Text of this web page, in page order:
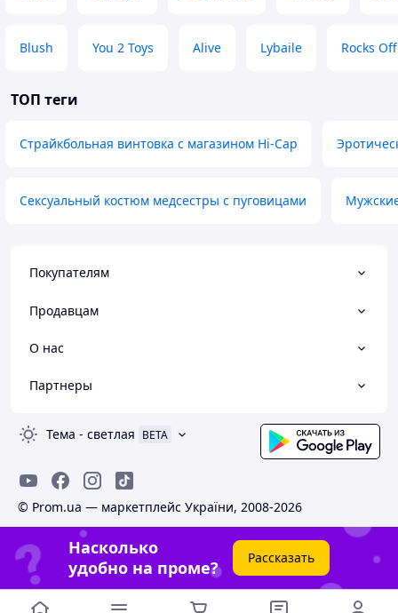
Blush You 2 Toys Alive Lybaile Rocks Off
ТОП теги
Страйкбольная винтовка с магазином Hi-Cap
Сексуальный костюм медсестры с пуговицами
Покупателям
Продавцам
О нас
Партнеры
Тема - светлая BETA
© Prom.ua — маркетплейс України, 2008-2026
Насколько
удобно на проме?
Рассказать